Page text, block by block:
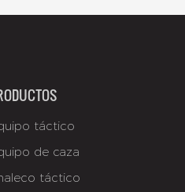
táctico
de caza
táctico